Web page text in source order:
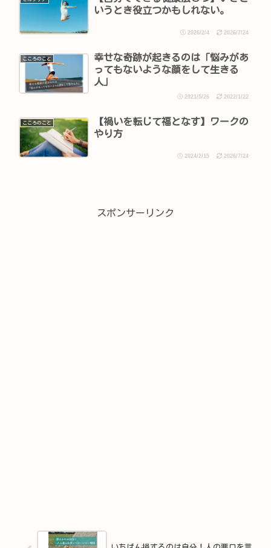
いうとき役立つかもしれない。
2026/2/4 2026/7/24
こころのこと
幸せな奇跡が起きるのは「悩みがあ
ってもないような顔をして生きる
人」
2021/5/26 2022/1/22
こころのこと
【禍いを転じて福となす】ワークの
やり方
2024/2/15 2026/7/24
スポンサーリンク